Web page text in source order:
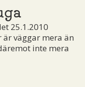
25.1.2010
väggar mera än
inte mera